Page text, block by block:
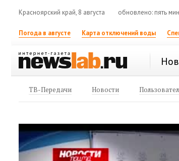
Красноярский край, 8 августа обновлено: пять
Погода в августе Карта отключений воды
ТВ-Передачи Новости